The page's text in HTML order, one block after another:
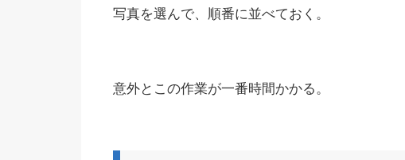
写真を選んで、順番に並べておく。
意外とこの作業が一番時間かかる。